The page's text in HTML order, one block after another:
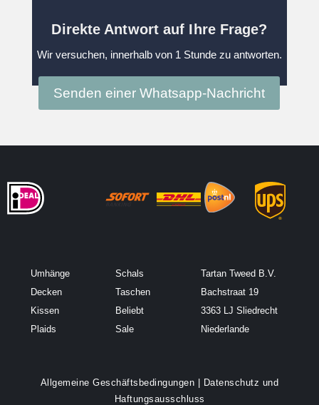
Direkte Antwort auf Ihre Frage?
Wir versuchen, innerhalb von 1 Stunde zu antworten.
Senden einer Whatsapp-Nachricht
Umhänge
Decken
Kissen
Plaids
Schals
Taschen
Beliebt
Sale
Tartan Tweed B.V.
Bachstraat 19
3363 LJ Sliedrecht
Niederlande
Allgemeine Geschäftsbedingungen
Datenschutz und
Haftungsausschluss